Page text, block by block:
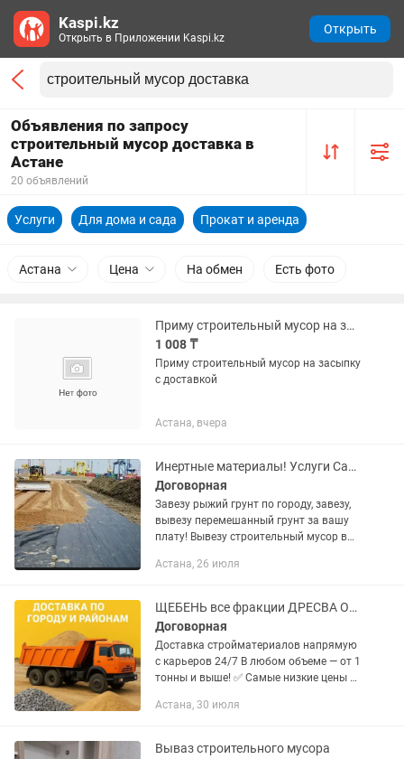
Объявления по запросу
строительный мусор доставка в
Астане
20 объявлений
Услуги Для дома и сада Прокат и аренда
Астана Цена На обмен Есть фото
Приму строительный мусор на засыпку с доставкой
1 008 ₸
Приму строительный мусор на засыпку
с доставкой
Астана, вчера
Инертные материалы! Услуги Самосвалов
Договорная
Завезу рыжий грунт по городу, завезу,
вывезу перемешанный грунт за вашу
плату! Вывезу строительный мусор в
самосвалов 25 тонников по городу
Астана, 26 июля
ЩЕБЕНЬ все фракции ДРЕСВА ОТСЕВ ПЕСОК Чернозем Грунт Керамзит Астана
Договорная
Доставка стройматериалов напрямую
с карьеров 24/7 В любом объеме — от 1
тонны и выше! ✅ Самые низкие цены в
доставка ✅ Оплата только по факту 📦
Астана, 30 июля
Вываз строительного мусора
Kaspi.kz
Открыть в Приложении Kaspi.kz
Открыть